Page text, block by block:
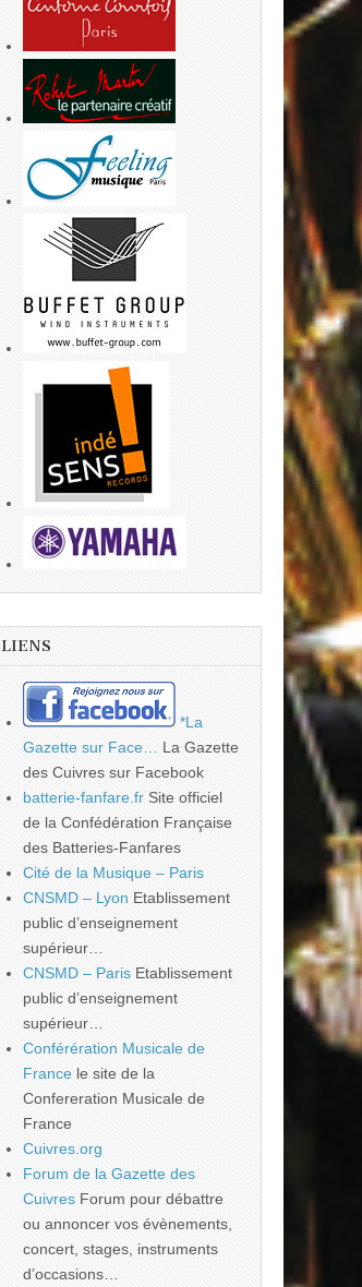
LIENS
*La
Gazette sur Face…
La Gazette
des Cuivres sur Facebook
batterie-fanfare.fr Site officiel
de la Confédération Française
des Batteries-Fanfares
Cité de la Musique – Paris
CNSMD – Lyon Etablissement
public d’enseignement
supérieur…
CNSMD – Paris Etablissement
public d’enseignement
supérieur…
Conférération Musicale de
France le site de la
Confereration Musicale de
France
Cuivres.org
Forum de la Gazette des
Cuivres Forum pour débattre
ou annoncer vos évènements,
concert, stages, instruments
d’occasions…